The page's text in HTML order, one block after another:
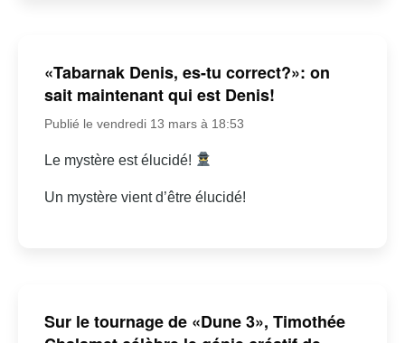
«Tabarnak Denis, es-tu correct?»: on
sait maintenant qui est Denis!
Publié le vendredi 13 mars à 18:53
Le mystère est élucidé!
Un mystère vient d’être élucidé!
Sur le tournage de «Dune 3», Timothée